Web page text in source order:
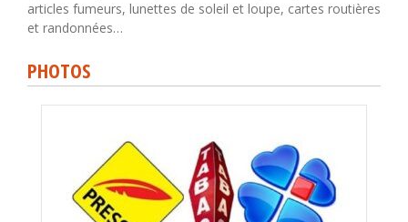
articles fumeurs, lunettes de soleil et loupe, cartes routières
et randonnées…
PHOTOS